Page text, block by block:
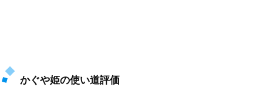
かぐや姫の使い道評価